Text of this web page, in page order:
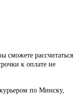
сможете рассчитаться
к оплате не
по Минску,